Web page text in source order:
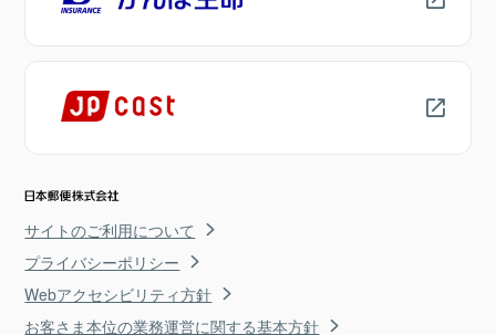
サイトのご利用について
プライバシーポリシー
Webアクセシビリティ方針
お客さま本位の業務運営に関する基本方針